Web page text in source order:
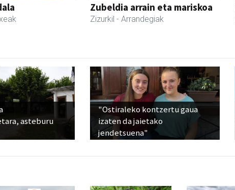
Zubeldia arrain eta mariskoa
Zizurkil - Arrandegiak
asteburu
"Ostiraleko kontzertu gaua
izaten da jaietako
jendetsuena"